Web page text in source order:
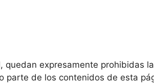
expresamente prohibidas
de los contenidos de esta